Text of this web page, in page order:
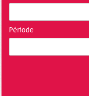
Période